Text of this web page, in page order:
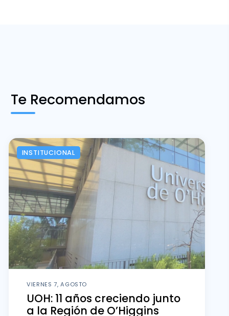
Te Recomendamos
INSTITUCIONAL
VIERNES 7, AGOSTO
UOH: 11 años creciendo junto
a la Región de O’Higgins